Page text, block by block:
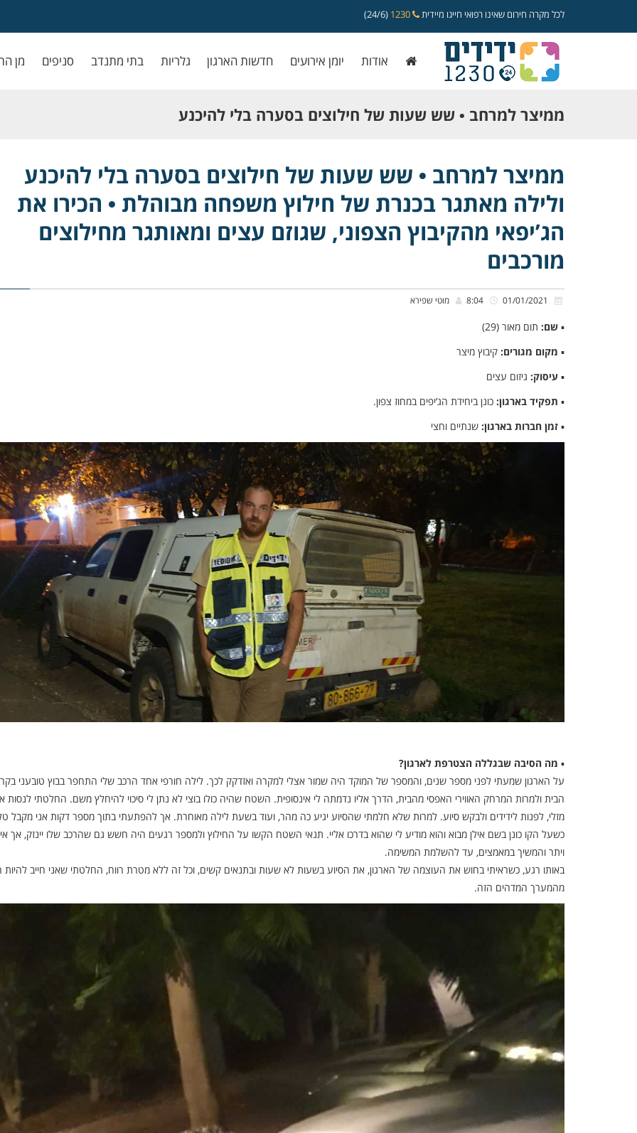
לכל מקרה חירום שאינו רפואי חייגו מיידית (24/6)
אודות יומן אירועים חדשות הארגון גלריות בתי מתנדב סניפים מן
ממיצר למרחב • שש שעות של חילוצים בסערה בלי להיכנע
ולילה מאתגר בכנרת של חילוץ משפחה מבוהלת • הכירו את
הג’יפאי מהקיבוץ הצפוני, שגוזם עצים ומאותגר מחילוצים
מורכבים
ממיצר למרחב • שש שעות של חילוצים בסערה בלי להיכנע
ולילה מאתגר בכנרת של חילוץ משפחה מבוהלת • הכירו את
הג’יפאי מהקיבוץ הצפוני, שגוזם עצים ומאותגר מחילוצים
מורכבים
מוטי שפירא
▪ שם: תום מאור (29)
▪ מקום מגורים: קיבוץ מיצר
▪ עיסוק: גיזום עצים
▪ תפקיד בארגון: כונן ביחידת הג’יפים במחוז צפון.
▪ זמן חברות בארגון: שנתיים וחצי
▪ מה הסיבה שבגללה הצטרפת לארגון?
על הארגון שמעתי לפני מספר שנים, והמספר של המוקד היה שמור אצלי למקרה ואזדקק לכך. לילה חורפי אחד הרכב שלי התחפר בבוץ טובעני
הבית ולמרות המרחק האווירי האפסי מהבית, הדרך אליו נדמתה לי אינסופית. השטח שהיה כולו בוצי לא נתן לי סיכוי להיחלץ משם. החלטתי לנסות
מזלי, לפנות לידידים ולבקש סיוע. למרות שלא חלמתי שהסיוע יגיע כה מהר, ועוד בשעת לילה מאוחרת. אך להפתעתי בתוך מספר דקות אני מקבל
כשעל הקו כונן בשם אילן מבוא והוא מודיע לי שהוא בדרכו אליי. תנאי השטח הקשו על החילוץ ולמספר רגעים היה חשש גם שהרכב שלו יינזק, אך
ויתר והמשיך במאמצים, עד להשלמת המשימה.
באותו רגע, כשראיתי בחוש את העוצמה של הארגון, את הסיוע בשעות לא שעות ובתנאים קשים, וכל זה ללא מטרת רווח, החלטתי שאני חייב להיות
מהמערך המדהים הזה.